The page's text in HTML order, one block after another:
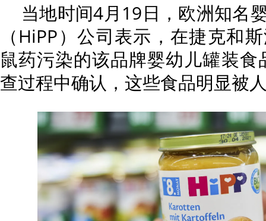
当地时间4月19日，欧洲知名
（HiPP）公司表示，在捷克和
鼠药污染的该品牌婴幼儿罐装食
查过程中确认，这些食品明显被